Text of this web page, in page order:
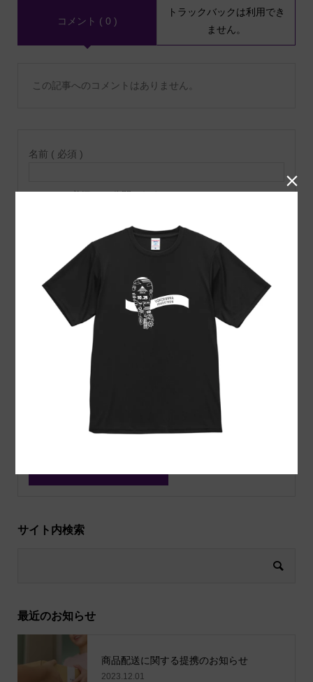
コメント ( 0 )
トラックバックは利用でき
ません。
この記事へのコメントはありません。
名前 ( 必須 )
E-MAIL ( 必須 ) ※ 公開されません
上に表示された文字を入力してください。
サイト内検索
最近のお知らせ
商品配送に関する提携のお知らせ
2023.12.01
